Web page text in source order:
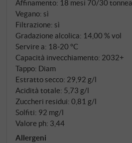
matura poi per sette mesi in
undici mesi in grandi botti di
Affinamento: 18 mesi 70/30
Vegano: sì
Filtrazione: sì
Gradazione alcolica: 14,00 % vol
Servire a: 18‑20 °C
Capacità invecchiamento: 2032+
Tappo: Diam
Estratto secco: 29,92 g/l
Acidità totale: 5,73 g/l
Zuccheri residui: 0,81 g/l
Solfiti: 92 mg/l
Valore ph: 3,44
Allergeni